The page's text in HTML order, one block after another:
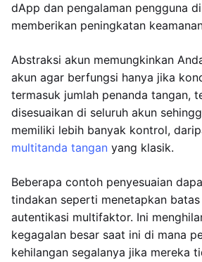
dApp dan pengalaman pengguna di
memberikan peningkatan
Abstraksi akun memungkinkan
akun agar berfungsi hanya jika
termasuk jumlah penanda tangan,
disesuaikan di seluruh akun
memiliki lebih banyak kontrol,
multitanda tangan yang klasik.
Beberapa contoh penyesuaian
tindakan seperti menetapkan
autentikasi multifaktor. Ini
kegagalan besar saat ini di mana
kehilangan segalanya jika mereka